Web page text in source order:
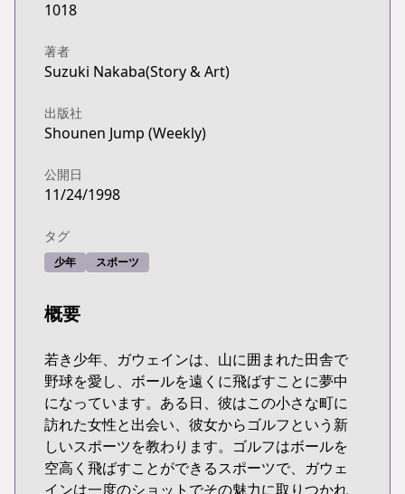
1018
著者
Suzuki Nakaba(Story & Art)
出版社
Shounen Jump (Weekly)
公開日
11/24/1998
タグ
少年 スポーツ
概要
若き少年、ガウェインは、山に囲まれた田舎で
野球を愛し、ボールを遠くに飛ばすことに夢中
になっています。ある日、彼はこの小さな町に
訪れた女性と出会い、彼女からゴルフという新
しいスポーツを教わります。ゴルフはボールを
空高く飛ばすことができるスポーツで、ガウェ
インは一度のショットでその魅力に取りつかれ